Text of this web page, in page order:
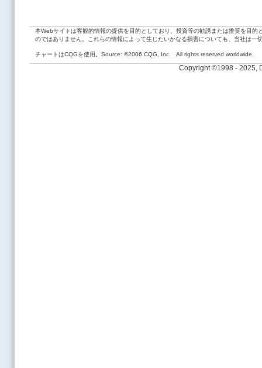
本Webサイトは客観的情報の提供を目的としており、投資等の勧誘または推奨を目
のではありません。これらの情報によって生じたいかなる損害についても、当社は一
チャートはCQGを使用。Source: ©2006 CQG, Inc. All rights reserved worldwide.
Copyright ©1998 - 2025,